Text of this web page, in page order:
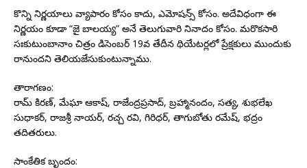
కొన్ని నిర్ణయాలు వ్యాపారం కోసం కాదు, ఎమోషన్స్ కోసం. అదేవిధంగా ఈ
నిర్ణయం కూడా “జై బాలయ్య” అనే తెలుగువారి నినాదం కోసం. మరొకసారి
సఃకుటుంబానాం చిత్రం డిసెంబర్ 19వ తేదీన థియేటర్లలో ప్రేక్షకులు ముందుకు
రానుందని తెలియజేసుకుంటున్నాము.
తారాగణం:
రామ్ కిరణ్, మేఘా ఆకాష్, రాజేంద్రప్రసాద్, బ్రహ్మానందం, సత్య, శుభలేఖ
సుధాకర్, రాజశ్రీ నాయర్, రచ్చ రవి, గిరిధర్, తాగుబోతు రమేష్, భద్రం
తదితరులు.
సాంకేతిక బృందం: